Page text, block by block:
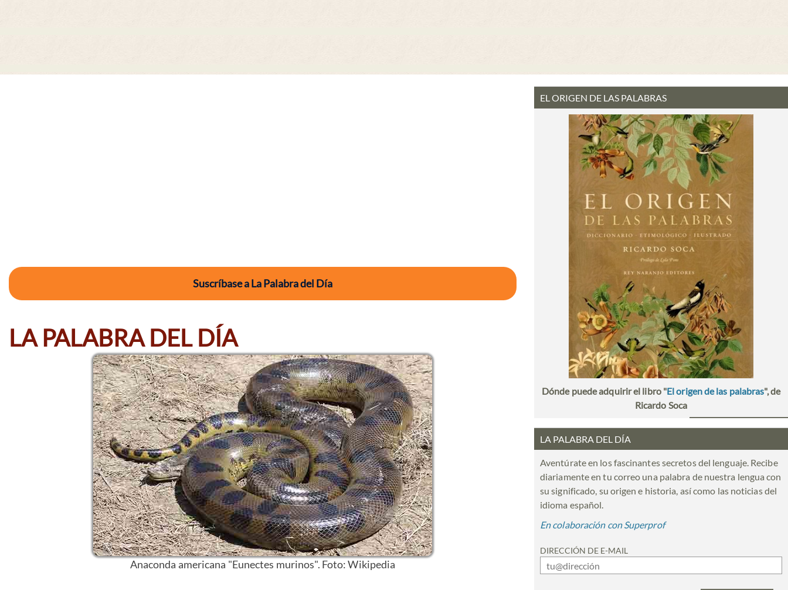
Suscríbase a La Palabra del Día
LA PALABRA DEL DÍA
Anaconda americana "Eunectes murinos". Foto: Wikipedia
EL ORIGEN DE LAS PALABRAS
Dónde puede adquirir el libro "El origen de las palabras", de
Ricardo Soca
LA PALABRA DEL DÍA
Aventúrate en los fascinantes secretos del lenguaje. Recibe
diariamente en tu correo una palabra de nuestra lengua con
su significado, su origen e historia, así como las noticias del
idioma español.
En colaboración con Superprof
DIRECCIÓN DE E-MAIL